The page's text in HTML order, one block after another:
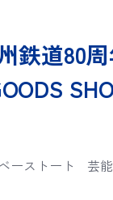
鉄道80
ーストート 芸